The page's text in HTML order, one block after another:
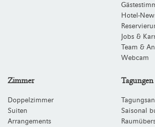
Hotel-
Jobs &
Team &
Webcam
Zimmer
Doppelzimmer
Suiten
Arrangements
Tagungen
Saisonal